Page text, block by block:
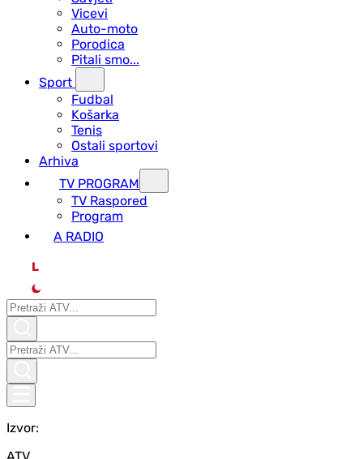
Vicevi
Auto-moto
Porodica
Pitali smo...
Sport
Fudbal
Košarka
Tenis
Ostali sportovi
Arhiva
TV PROGRAM
ТV Raspored
Program
A RADIO
L
Izvor: